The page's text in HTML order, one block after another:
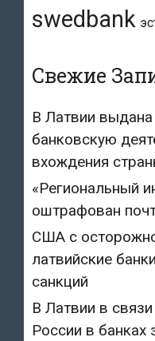
swedbank
Свежие
В Латвии
банковскую
вхождения
«Региональный
оштрафован
США с
латвийские
санкций
В Латвии в
России в